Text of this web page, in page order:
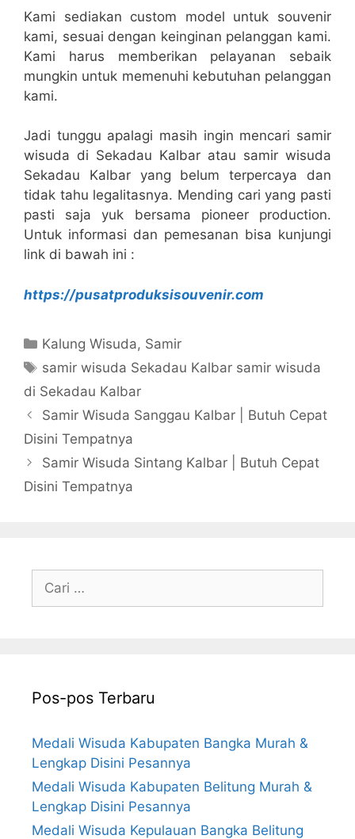
Kami sediakan custom model untuk souvenir
kami, sesuai dengan keinginan pelanggan kami.
Kami harus memberikan pelayanan sebaik
mungkin untuk memenuhi kebutuhan pelanggan
kami.
Jadi tunggu apalagi masih ingin mencari samir
wisuda di Sekadau Kalbar atau samir wisuda
Sekadau Kalbar yang belum terpercaya dan
tidak tahu legalitasnya. Mending cari yang pasti
pasti saja yuk bersama pioneer production.
Untuk informasi dan pemesanan bisa kunjungi
link di bawah ini :
https://pusatproduksisouvenir.com
Kategori
Kalung Wisuda, Samir
Tag
samir wisuda Sekadau Kalbar samir wisuda
di Sekadau Kalbar
Samir Wisuda Sanggau Kalbar | Butuh Cepat
Disini Tempatnya
Samir Wisuda Sintang Kalbar | Butuh Cepat
Disini Tempatnya
untuk:
Pos-pos Terbaru
Medali Wisuda Kabupaten Bangka Murah &
Lengkap Disini Pesannya
Medali Wisuda Kabupaten Belitung Murah &
Lengkap Disini Pesannya
Medali Wisuda Kepulauan Bangka Belitung